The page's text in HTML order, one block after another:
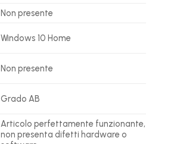
Non presente
Windows 10 Home
Non presente
Grado AB
Articolo perfettamente funzionante,
non presenta difetti hardware o